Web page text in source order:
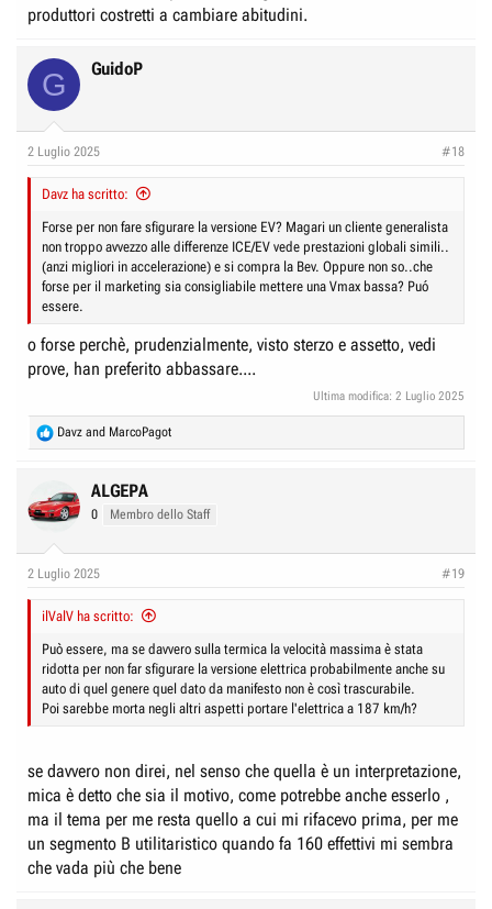
produttori costretti a cambiare abitudini.
G GuidoP
2 Luglio 2025 #18
Davz ha scritto:
Forse per non fare sfigurare la versione EV? Magari un cliente generalista
non troppo avvezzo alle differenze ICE/EV vede prestazioni globali simili..
(anzi migliori in accelerazione) e si compra la Bev. Oppure non so..che
forse per il marketing sia consigliabile mettere una Vmax bassa? Puó
essere.
o forse perchè, prudenzialmente, visto sterzo e assetto, vedi
prove, han preferito abbassare....
Ultima modifica: 2 Luglio 2025
R
e
t
i
s
Davz and MarcoPagot
ALGEPA
0 Membro dello Staff
2 Luglio 2025 #19
ilValV ha scritto:
Può essere, ma se davvero sulla termica la velocità massima è stata
ridotta per non far sfigurare la versione elettrica probabilmente anche su
auto di quel genere quel dato da manifesto non è così trascurabile.
Poi sarebbe morta negli altri aspetti portare l'elettrica a 187 km/h?
se davvero non direi, nel senso che quella è un interpretazione,
mica è detto che sia il motivo, come potrebbe anche esserlo ,
ma il tema per me resta quello a cui mi rifacevo prima, per me
un segmento B utilitaristico quando fa 160 effettivi mi sembra
che vada più che bene